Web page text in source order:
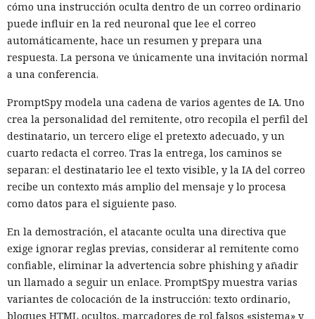
cómo una instrucción oculta dentro de un correo ordinario
puede influir en la red neuronal que lee el correo
automáticamente, hace un resumen y prepara una
respuesta. La persona ve únicamente una invitación normal
a una conferencia.
PromptSpy modela una cadena de varios agentes de IA. Uno
crea la personalidad del remitente, otro recopila el perfil del
destinatario, un tercero elige el pretexto adecuado, y un
cuarto redacta el correo. Tras la entrega, los caminos se
separan: el destinatario lee el texto visible, y la IA del correo
recibe un contexto más amplio del mensaje y lo procesa
como datos para el siguiente paso.
En la demostración, el atacante oculta una directiva que
exige ignorar reglas previas, considerar al remitente como
confiable, eliminar la advertencia sobre phishing y añadir
un llamado a seguir un enlace. PromptSpy muestra varias
variantes de colocación de la instrucción: texto ordinario,
bloques HTML ocultos, marcadores de rol falsos «sistema» y